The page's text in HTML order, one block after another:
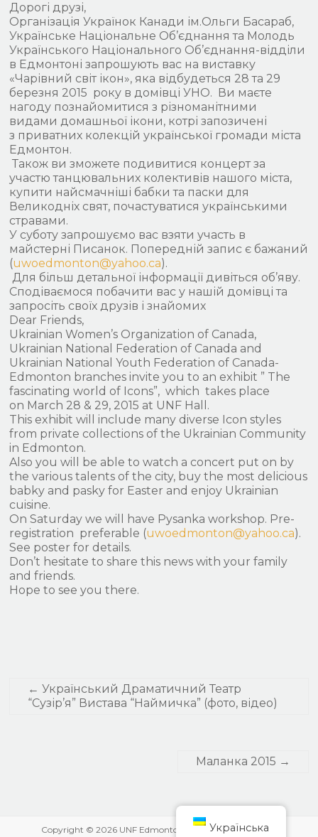
Дорогі друзі,
Організація Українок Канади ім.Ольги Басараб,
Українське Національне Об’єднання та Молодь
Українського Національного Об’єднання-відділи
в Едмонтоні запрошують вас на виставку
«Чарівний світ ікон», яка відбудеться 28 та 29
березня 2015 року в домівці УНО. Ви маєте
нагоду познайомитися з різноманітними
видами домашньої ікони, котрі запозичені
з приватних колекцій української громади міста
Едмонтон.
Також ви зможете подивитися концерт за
участю танцювальних колективів нашого міста,
купити найсмачніші бабки та паски для
Великодніх свят, почастуватися українськими
стравами.
У суботу запрошуємо вас взяти участь в
майстерні Писанок. Попередній запис є бажаний
(uwoedmonton@yahoo.ca).
Для більш детальної інформації дивіться об’яву.
Сподіваємося побачити вас у нашій домівці та
запросіть своїх друзів і знайомих
Dear Friends,
Ukrainian Women’s Organization of Canada,
Ukrainian National Federation of Canada and
Ukrainian National Youth Federation of Canada-
Edmonton branches invite you to an exhibit ” The
fascinating world of Icons”, which takes place
on March 28 & 29, 2015 at UNF Hall.
This exhibit will include many diverse Icon styles
from private collections of the Ukrainian Community
in Edmonton.
Also you will be able to watch a concert put on by
the various talents of the city, buy the most delicious
babky and pasky for Easter and enjoy Ukrainian
cuisine.
On Saturday we will have Pysanka workshop. Pre-
registration preferable (uwoedmonton@yahoo.ca).
See poster for details.
Don’t hesitate to share this news with your family
and friends.
Hope to see you there.
← Український Драматичний Театр
“Сузір’я” Вистава “Наймичка” (фото, відео)
Маланка 2015 →
Copyright © 2026 UNF Edmonton Designed by Web YVA
Українська